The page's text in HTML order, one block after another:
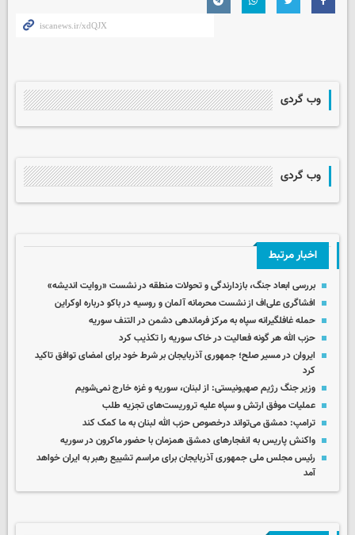
وب گردی
وب گردی
اخبار مرتبط
بررسی ابعاد جنگ، بازدارندگی و تحولات منطقه در نشست «روایت اندیشه»
افشاگری علی‌اف از نشست محرمانه آلمان و روسیه در باکو درباره اوکراین
حمله غافلگیرانه سپاه به مرکز فرماندهی دشمن در التنف سوریه
حزب الله هر گونه فعالیت در خاک سوریه را تکذیب کرد
ایروان در مسیر صلح؛ جمهوری آذربایجان بر شرط خود برای امضای توافق تاکید
کرد
وزیر جنگ رژیم صهیونیستی: از لبنان، سوریه و غزه خارج نمی‌شویم
عملیات موفق ارتش و سپاه علیه تروریست‌های تجزیه طلب
ترامپ: دمشق می‌تواند درخصوص حزب‌ الله لبنان به ما کمک کند
واکنش پاریس به انفجارهای دمشق همزمان با حضور ماکرون در سوریه
رئیس مجلس ملی جمهوری آذربایجان برای مراسم تشییع رهبر به ایران خواهد
آمد